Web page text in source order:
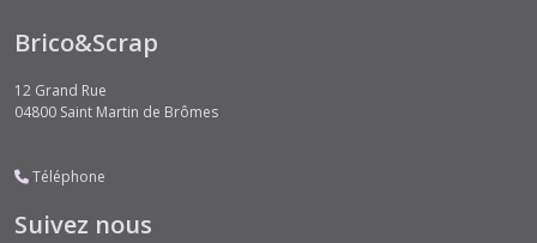
Brico&Scrap
12 Grand Rue
04800 Saint Martin de Brômes
Téléphone
Suivez nous